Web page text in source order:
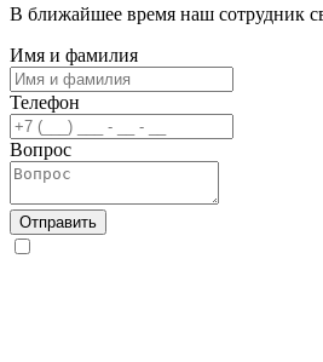
В ближайшее время наш сотрудник
Имя и фамилия
Телефон
Вопрос
Отправить